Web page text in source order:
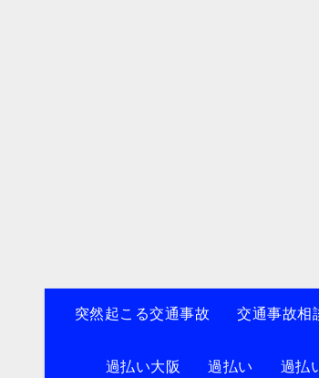
突然起こる交通事故 交通事故相
過払い大阪 過払い 過払